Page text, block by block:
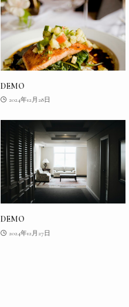
DEMO
2024年12月28日
DEMO
2024年12月27日